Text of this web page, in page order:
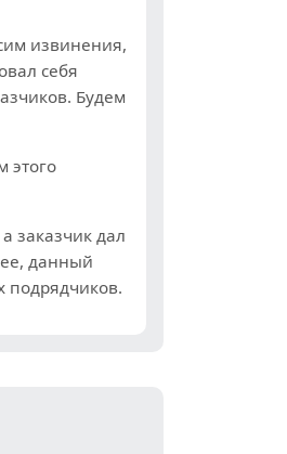
извинения,
себя
Будем
этого
заказчик дал
данный
подрядчиков.